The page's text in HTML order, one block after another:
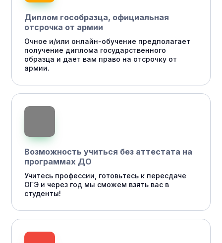
Диплом гособразца, официальная
отсрочка от армии
Очное и/или онлайн-обучение предполагает
получение диплома государственного
образца и дает вам право на отсрочку от
армии.
Возможность учиться без аттестата на
программах ДО
Учитесь профессии, готовьтесь к пересдаче
ОГЭ и через год мы сможем взять вас в
студенты!